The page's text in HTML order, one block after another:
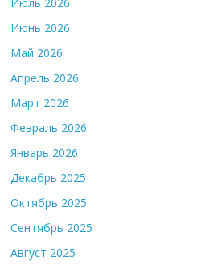
Июль 2026
Июнь 2026
Май 2026
Апрель 2026
Март 2026
Февраль 2026
Январь 2026
Декабрь 2025
Октябрь 2025
Сентябрь 2025
Август 2025